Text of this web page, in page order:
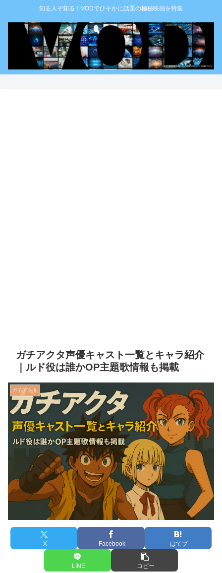
知る人ぞ知る！VODでひそかに話題の極秘映画を特集
ガチアクタ声優キャスト一覧とキャラ紹介
｜ルド役は誰かOP主題歌情報も掲載
ガチアクタ
X Facebook はてブ
LINE コピー